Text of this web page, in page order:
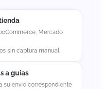
Mercado
sin captura manual
a guías
su envío correspondiente